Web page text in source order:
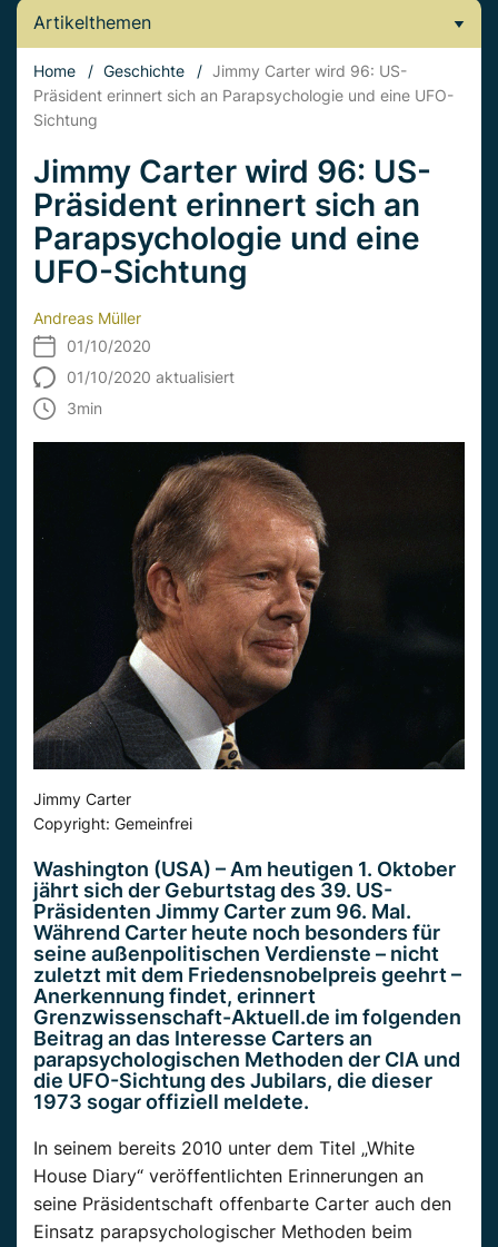
Artikelthemen
Home / Geschichte / Jimmy Carter wird 96: US-
Präsident erinnert sich an Parapsychologie und eine UFO-
Sichtung
Jimmy Carter wird 96: US-
Präsident erinnert sich an
Parapsychologie und eine
UFO-Sichtung
Andreas Müller
01/10/2020
01/10/2020 aktualisiert
3min
Jimmy Carter
Copyright: Gemeinfrei
Washington (USA) – Am heutigen 1. Oktober
jährt sich der Geburtstag des 39. US-
Präsidenten Jimmy Carter zum 96. Mal.
Während Carter heute noch besonders für
seine außenpolitischen Verdienste – nicht
zuletzt mit dem Friedensnobelpreis geehrt –
Anerkennung findet, erinnert
Grenzwissenschaft-Aktuell.de im folgenden
Beitrag an das Interesse Carters an
parapsychologischen Methoden der CIA und
die UFO-Sichtung des Jubilars, die dieser
1973 sogar offiziell meldete.
In seinem bereits 2010 unter dem Titel „White
House Diary“ veröffentlichten Erinnerungen an
seine Präsidentschaft offenbarte Carter auch den
Einsatz parapsychologischer Methoden beim